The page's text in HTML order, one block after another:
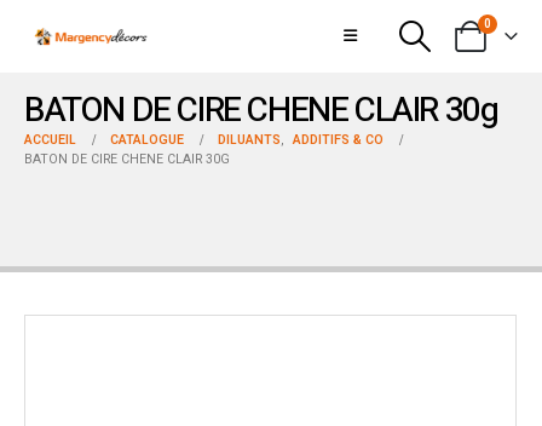
0
BATON DE CIRE CHENE CLAIR 30g
ACCUEIL CATALOGUE DILUANTS, ADDITIFS & CO
BATON DE CIRE CHENE CLAIR 30G